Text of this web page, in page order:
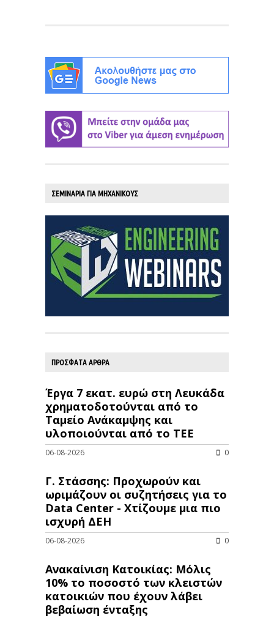
ΣΕΜΙΝΑΡΙΑ ΓΙΑ ΜΗΧΑΝΙΚΟΥΣ
ΠΡΟΣΦΑΤΑ ΑΡΘΡΑ
Έργα 7 εκατ. ευρώ στη Λευκάδα
χρηματοδοτούνται από το
Ταμείο Ανάκαμψης και
υλοποιούνται από το ΤΕΕ
06-08-2026 0
Γ. Στάσσης: Προχωρούν και
ωριμάζουν οι συζητήσεις για το
Data Center - Χτίζουμε μια πιο
ισχυρή ΔΕΗ
06-08-2026 0
Ανακαίνιση Κατοικίας: Μόλις
10% το ποσοστό των κλειστών
κατοικιών που έχουν λάβει
βεβαίωση ένταξης